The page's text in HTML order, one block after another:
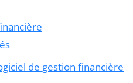
de gestion financière